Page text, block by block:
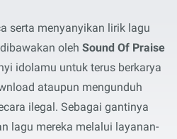
serta menyanyikan lirik lagu
oleh Sound Of Praise
idolamu untuk terus berkarya
ataupun mengunduh
ilegal. Sebagai gantinya
lagu mereka melalui layanan-